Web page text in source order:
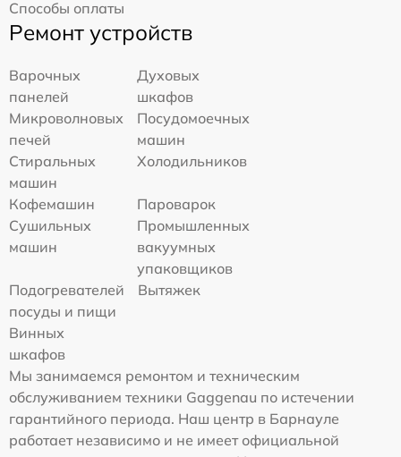
Способы оплаты
Ремонт устройств
Варочных
панелей
Духовых
шкафов
Микроволновых
печей
Посудомоечных
машин
Стиральных
машин
Холодильников
Кофемашин
Пароварок
Сушильных
машин
Промышленных
вакуумных
упаковщиков
Подогревателей
посуды и пищи
Вытяжек
Винных
шкафов
Мы занимаемся ремонтом и техническим
обслуживанием техники Gaggenau по истечении
гарантийного периода. Наш центр в Барнауле
работает независимо и не имеет официальной